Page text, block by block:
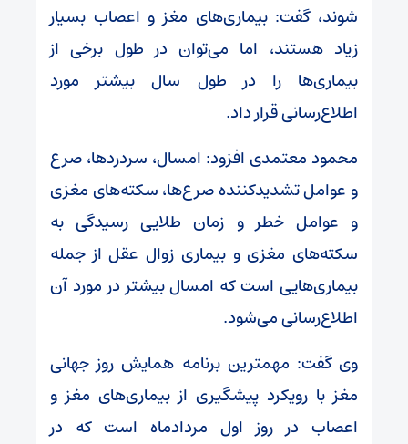
شوند، گفت: بیماری‌های مغز و اعصاب بسیار
زیاد هستند، اما می‌توان در طول برخی از
بیماری‌ها را در طول سال بیشتر مورد
اطلاع‌رسانی قرار داد.
محمود معتمدی افزود: امسال، سردردها، صرع
و عوامل تشدیدکننده صرع‌ها، سکته‌های مغزی
و عوامل خطر و زمان طلایی رسیدگی به
سکته‌های مغزی و بیماری زوال عقل از جمله
بیماری‌هایی است که امسال بیشتر در مورد آن
اطلاع‌رسانی می‌شود.
وی گفت: مهمترین برنامه همایش روز جهانی
مغز با رویکرد پیشگیری از بیماری‌های مغز و
اعصاب در روز اول مردادماه است که در